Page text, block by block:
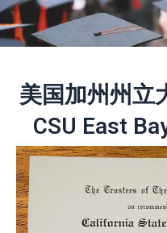
美国加州州立
CSU East